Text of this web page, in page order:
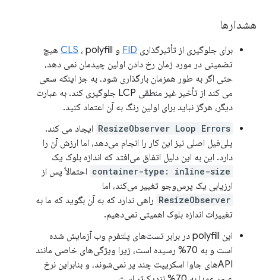
هشدارها
برای جلوگیری از تأثیرگذاری FID و CLS ، polyfill هیچ
تضمینی در مورد زمان رخ دادن اولین چیدمان نمی دهد،
حتی اگر به طور همزمان بارگذاری شود، به جز اینکه سعی
می کند از تأخیر غیر منطقی LCP جلوگیری کند. به عبارت
دیگر، هرگز نباید برای اولین رنگ به آن اعتماد کنید.
ResizeObserver Loop Errors ایجاد می کند.
پلی‌فیل اصلی نیز این کار را انجام می‌دهد، اما ارزش آن را
دارد. این به این دلیل اتفاق می‌افتد که اندازه بلوک یک
container-type: inline-size احتمالاً پس از
ارزیابی یک پرس‌وجو تغییر می‌کند، اما
ResizeObserver راهی ندارد که به آن بگوید که ما به
تغییرات اندازه بلوک اهمیتی نمی‌دهیم.
این polyfill در برابر تست‌های پلتفرم وب آزمایش شده
است و به 70% رسیده است، زیرا ویژگی‌های خاصی مانند
APIهای جاوا اسکریپت چند پر نمی‌شوند، و بنابراین نرخ